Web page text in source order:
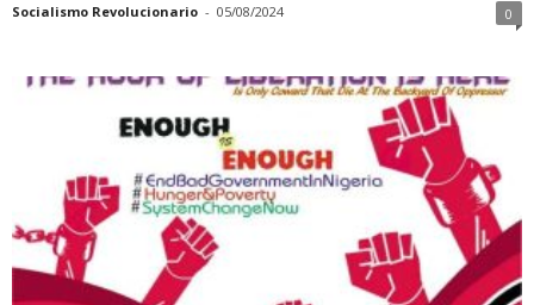
Socialismo Revolucionario - 05/08/2024 0